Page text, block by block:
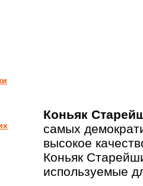
Коньяк
самых
высокое
Коньяк
используемые